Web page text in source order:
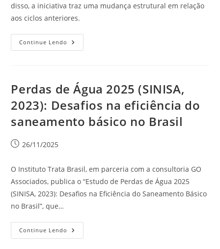
disso, a iniciativa traz uma mudança estrutural em relação
aos ciclos anteriores.
Continue Lendo
Perdas de Água 2025 (SINISA,
2023): Desafios na eficiência do
saneamento básico no Brasil
26/11/2025
O Instituto Trata Brasil, em parceria com a consultoria GO
Associados, publica o “Estudo de Perdas de Água 2025
(SINISA, 2023): Desafios na Eficiência do Saneamento Básico
no Brasil”, que…
Continue Lendo